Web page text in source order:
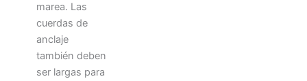
marea. Las
cuerdas de
anclaje
también deben
ser largas para